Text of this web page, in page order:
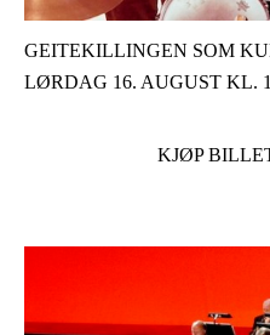
GEITEKILLINGEN SOM
LØRDAG 16. AUGUST KL.
KJØP